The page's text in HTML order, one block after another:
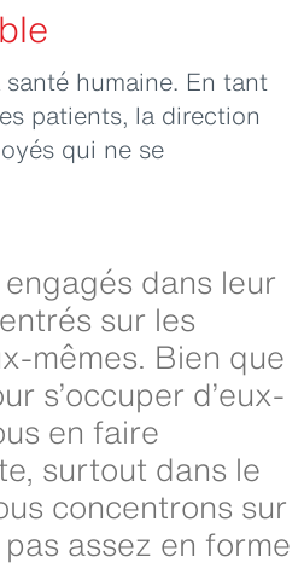
humaine. En tant
patients, la direction
qui ne se
dans leur
sur les
mêmes. Bien que
s’occuper d’eux-
en faire
surtout dans le
concentrons sur
assez en forme